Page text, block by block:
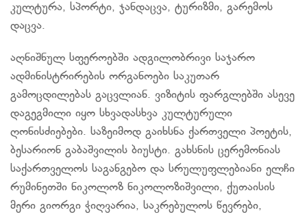
კულტურა, სპორტი, ჯანდაცვა, ტურიზმი, გარემოს
დაცვა.
აღნიშნულ სფეროებში ადგილობრივი საჯარო
ადმინისტრირების ორგანოები საკუთარ
გამოცდილებას გაცვლიან. ვიზიტის ფარგლებში ასევე
დაგეგმილი იყო სხვადასხვა კულტურული
ღონისძიებები. საზეიმოდ გაიხსნა ქართველი პოეტის,
ბესარიონ გაბაშვილის ბიუსტი. გახსნის ცერემონიას
საქართველოს საგანგებო და სრულუფლებიანი ელჩი
რუმინეთში ნიკოლოზ ნიკოლოზიშვილი, ქუთაისის
მერი გიორგი ჭიღვარია, საკრებულოს წევრები,